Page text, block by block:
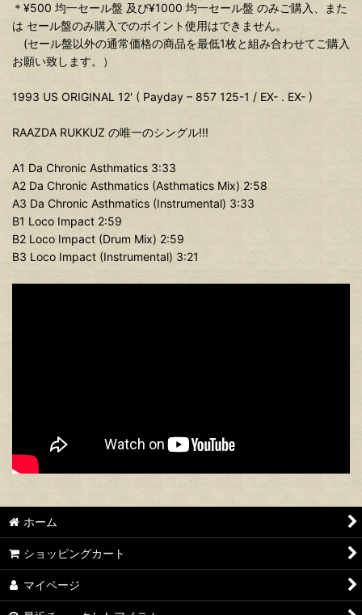
＊¥500 均一セール盤 及び¥1000 均一セール盤 のみご購入、また
は セール盤のみ購入でのポイント使用はできません。
(セール盤以外の通常価格の商品を最低1枚と組み合わせてご購入
お願い致します。）
1993 US ORIGINAL 12' ( Payday – 857 125-1 / EX- . EX- )
RAAZDA RUKKUZ の唯一のシングル!!!
A1 Da Chronic Asthmatics 3:33
A2 Da Chronic Asthmatics (Asthmatics Mix) 2:58
A3 Da Chronic Asthmatics (Instrumental) 3:33
B1 Loco Impact 2:59
B2 Loco Impact (Drum Mix) 2:59
B3 Loco Impact (Instrumental) 3:21
ホーム
ショッピングカート
マイページ